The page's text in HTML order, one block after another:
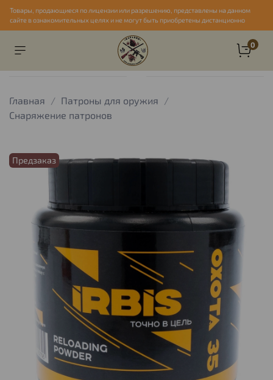
Товары, продающиеся по лицензии или разрешению, представлены на данном
сайте в ознакомительных целях и не могут быть приобретены дистанционно
0
Главная
Патроны для оружия
Снаряжение патронов
Предзаказ